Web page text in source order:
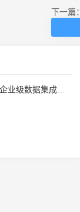
下一篇：
集成平台深度解析